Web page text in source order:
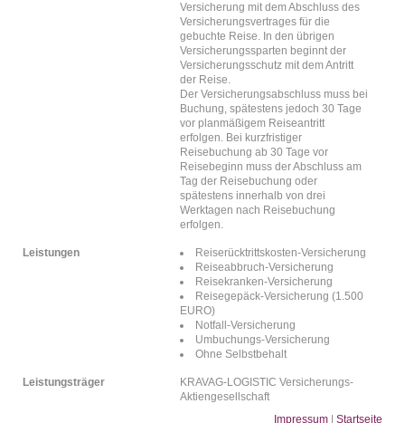
Versicherung mit dem Abschluss des
Versicherungsvertrages für die
gebuchte Reise. In den übrigen
Versicherungssparten beginnt der
Versicherungsschutz mit dem Antritt
der Reise.
Der Versicherungsabschluss muss bei
Buchung, spätestens jedoch 30 Tage
vor planmäßigem Reiseantritt
erfolgen. Bei kurzfristiger
Reisebuchung ab 30 Tage vor
Reisebeginn muss der Abschluss am
Tag der Reisebuchung oder
spätestens innerhalb von drei
Werktagen nach Reisebuchung
erfolgen.
Leistungen
Reiserücktrittskosten-Versicherung
Reiseabbruch-Versicherung
Reisekranken-Versicherung
Reisegepäck-Versicherung (1.500
EURO)
Notfall-Versicherung
Umbuchungs-Versicherung
Ohne Selbstbehalt
Leistungsträger
KRAVAG-LOGISTIC Versicherungs-
Aktiengesellschaft
Impressum
Startseite